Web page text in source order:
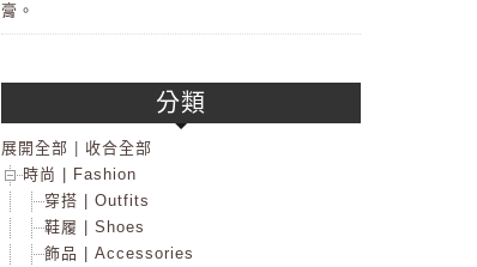
膏。
分類
展開全部
收合全部
時尚 | Fashion
穿搭 | Outfits
鞋履 | Shoes
飾品 | Accessories